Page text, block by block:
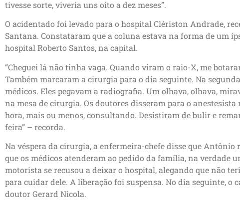
tivesse sorte, viveria uns oito a dez meses”.
O acidentado foi levado para o hospital Clériston Andrade,
Santana. Constataram que a coluna estava na forma de um
hospital Roberto Santos, na capital.
“Cheguei lá não tinha vaga. Quando viram o raio-X, me
Também marcaram a cirurgia para o dia seguinte. Na
médicos. Eles pegavam a radiografia. Um olhava, olhava,
na mesa de cirurgia. Os doutores disseram para o
hora, mais ou menos, consultando. Desistiram de bulir e
feira” – recorda.
Na véspera da cirurgia, a enfermeira-chefe disse que Antônio
que os médicos atenderam ao pedido da família, na verdade
motorista se recusou a deixar o hospital, alegando que não
para cuidar dele. A liberação foi suspensa. No dia seguinte, o
doutor Gerard Nicola.